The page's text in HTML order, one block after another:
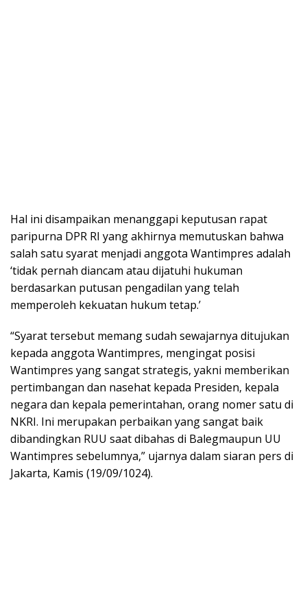
Hal ini disampaikan menanggapi keputusan rapat
paripurna DPR RI yang akhirnya memutuskan bahwa
salah satu syarat menjadi anggota Wantimpres adalah
‘tidak pernah diancam atau dijatuhi hukuman
berdasarkan putusan pengadilan yang telah
memperoleh kekuatan hukum tetap.’
“Syarat tersebut memang sudah sewajarnya ditujukan
kepada anggota Wantimpres, mengingat posisi
Wantimpres yang sangat strategis, yakni memberikan
pertimbangan dan nasehat kepada Presiden, kepala
negara dan kepala pemerintahan, orang nomer satu di
NKRI. Ini merupakan perbaikan yang sangat baik
dibandingkan RUU saat dibahas di Balegmaupun UU
Wantimpres sebelumnya,” ujarnya dalam siaran pers di
Jakarta, Kamis (19/09/1024).